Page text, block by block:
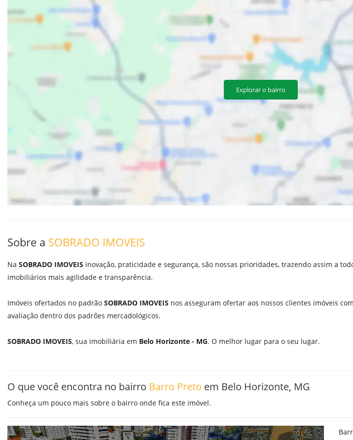
Explorar o bairro
Sobre a SOBRADO IMOVEIS
Na SOBRADO IMOVEIS inovação, praticidade e segurança, são nossas prioridades, trazendo assim a
imobiliários mais agilidade e transparência.
Imóveis ofertados no padrão SOBRADO IMOVEIS nos asseguram ofertar aos nossos clientes imóveis
avaliação dentro dos padrões mercadológicos.
SOBRADO IMOVEIS, sua imobiliária em Belo Horizonte - MG. O melhor lugar para o seu lugar.
O que você encontra no bairro Barro Preto em Belo Horizonte, MG
Conheça um pouco mais sobre o bairro onde fica este imóvel.